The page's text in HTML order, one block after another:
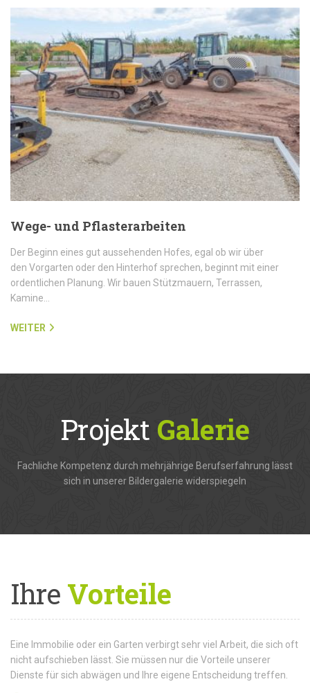
Wege- und Pflasterarbeiten
Der Beginn eines gut aussehenden Hofes, egal ob wir über
den Vorgarten oder den Hinterhof sprechen, beginnt mit einer
ordentlichen Planung. Wir bauen Stützmauern, Terrassen,
Kamine…
WEITER
Projekt Galerie
Fachliche Kompetenz durch mehrjährige Berufserfahrung lässt
sich in unserer Bildergalerie widerspiegeln
IhreVorteile
Eine Immobilie oder ein Garten verbirgt sehr viel Arbeit, die sich oft
nicht aufschieben lässt. Sie müssen nur die Vorteile unserer
Dienste für sich abwägen und Ihre eigene Entscheidung treffen.